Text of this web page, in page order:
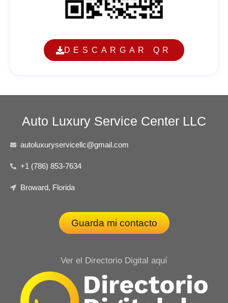
DESCARGAR QR
Auto Luxury Service Center LLC
autoluxuryservicellc@gmail.com
+1 (786) 853-7634
Broward, Florida
Guarda mi contacto
Ver el Directorio Digital aquí